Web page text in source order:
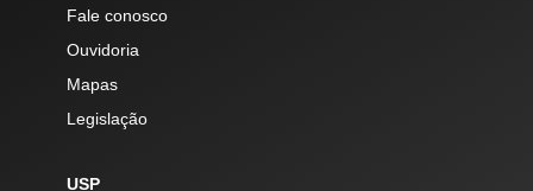
Fale conosco
Ouvidoria
Mapas
Legislação
USP